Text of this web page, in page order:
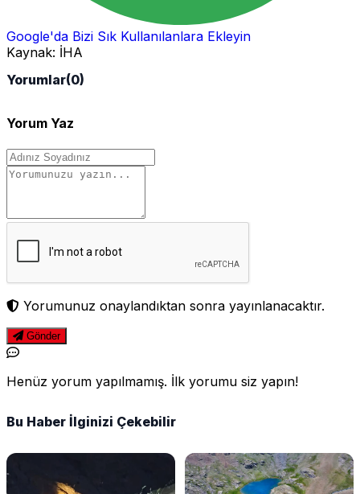
Google'da Bizi Sık Kullanılanlara Ekleyin
Kaynak: İHA
Yorumlar(0)
Yorum Yaz
Yorumunuz onaylandıktan sonra yayınlanacaktır.
Gönder
Henüz yorum yapılmamış. İlk yorumu siz yapın!
Bu Haber İlginizi Çekebilir